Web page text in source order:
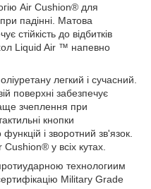
Air Cushion® для
падінні. Матова
стійкість до відбитків
Liquid Air ™ напевно
легкий і сучасний.
поверхні забезпечує
зчеплення при
кнопки
і зворотний зв'язок.
у всіх кутах.
технологиим
Military Grade